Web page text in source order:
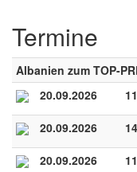
Termine
Albanien zum TOP-
20.09.2026
20.09.2026
20.09.2026